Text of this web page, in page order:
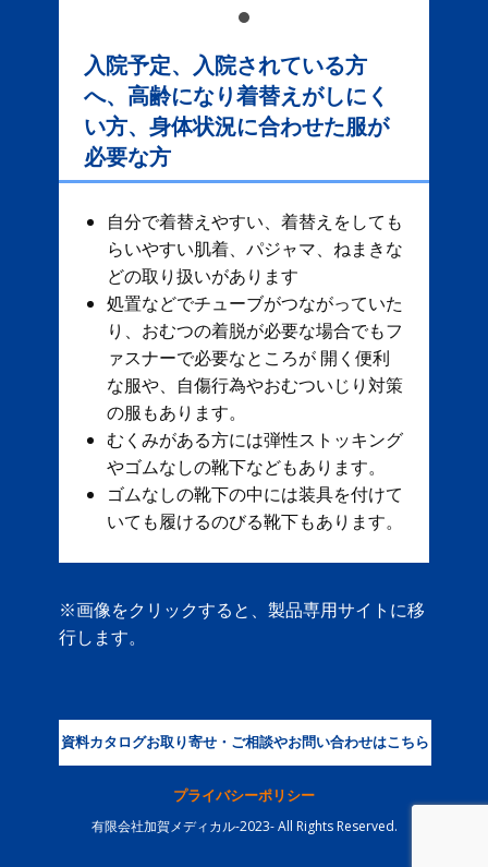
入院予定、入院されている方
へ、高齢になり着替えがしにく
い方、身体状況に合わせた服が
必要な方
自分で着替えやすい、着替えをしても
らいやすい肌着、パジャマ、ねまきな
どの取り扱いがあります
処置などでチューブがつながっていた
り、おむつの着脱が必要な場合でもフ
ァスナーで必要なところが 開く便利
な服や、自傷行為やおむついじり対策
の服もあります。
むくみがある方には弾性ストッキング
やゴムなしの靴下などもあります。
ゴムなしの靴下の中には装具を付けて
いても履けるのびる靴下もあります。
※画像をクリックすると、製品専用サイトに移
行します。
資料カタログお取り寄せ・ご相談やお問い合わせはこちら
プライバシーポリシー
有限会社加賀メディカル-2023- All Rights Reserved.